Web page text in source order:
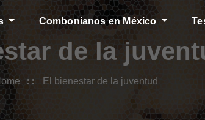
Combonianos en México
de la
El bienestar de la juventud